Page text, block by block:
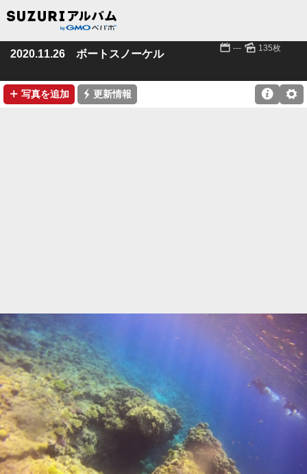
2020.11.26 ボートスノーケル 📅 --- 🌄 135枚
➕ 写真を追加 ⚡ 更新情報 ⚙
